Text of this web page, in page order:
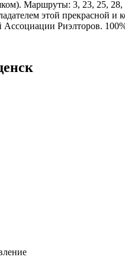
Маршруты: 3, 23, 25, 28,
этой
Ассоциации Риэлторов.